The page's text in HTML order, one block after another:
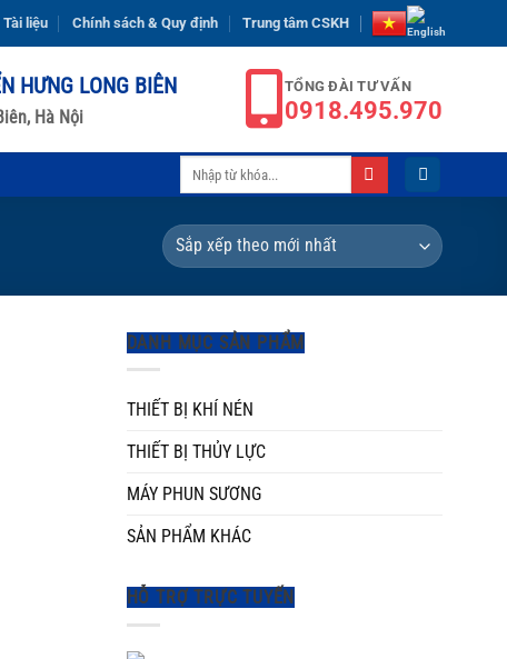
Tài liệu Chính sách & Quy định Trung tâm CSKH
HƯNG LONG BIÊN
Hà Nội
TỔNG ĐÀI TƯ VẤN
0918.495.970
DANH MỤC SẢN PHẨM
THIẾT BỊ KHÍ NÉN
THIẾT BỊ THỦY LỰC
MÁY PHUN SƯƠNG
SẢN PHẨM KHÁC
HỖ TRỢ TRỰC TUYẾN